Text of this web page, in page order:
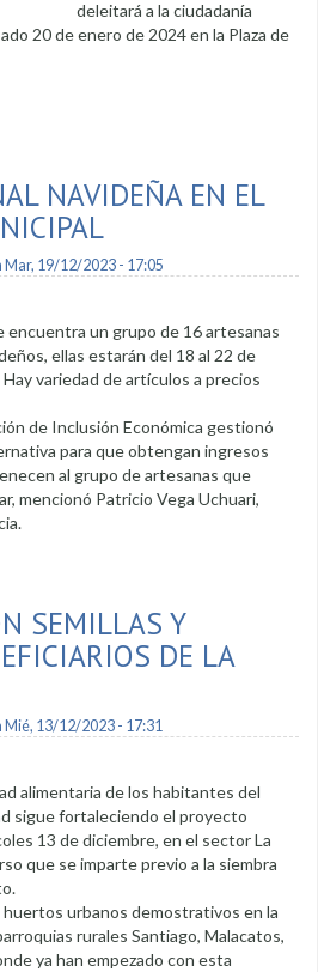
deleitará a la ciudadanía
20 de enero de 2024 en la Plaza de
NAVIDEÑA EN EL
Mar, 19/12/2023 - 17:05
encuentra un grupo de 16 artesanas
ellas estarán del 18 al 22 de
variedad de artículos a precios
de Inclusión Económica gestionó
para que obtengan ingresos
al grupo de artesanas que
mencionó Patricio Vega Uchuari,
SEMILLAS Y
DE LA
Mié, 13/12/2023 - 17:31
alimentaria de los habitantes del
sigue fortaleciendo el proyecto
13 de diciembre, en el sector La
que se imparte previo a la siembra
urbanos demostrativos en la
rurales Santiago, Malacatos,
ya han empezado con esta